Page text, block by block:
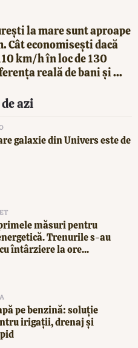
la mare sunt aproape
Cât economisești dacă
km/h în loc de 130
reală de bani și ...
azi
galaxie din Univers este de
măsuri pentru
Trenurile s-au
întârziere la ore...
pe benzină: soluție
irigații, drenaj și